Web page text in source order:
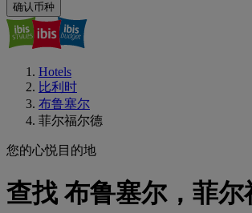
确认币种
Hotels
比利时
布鲁塞尔
菲尔福尔德
您的心悦目的地
查找 布鲁塞尔，菲尔